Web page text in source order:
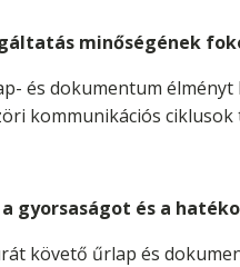
minőségének
és dokumentum
kommunikációs ciklusok
gyorsaságot és a
követő űrlap és